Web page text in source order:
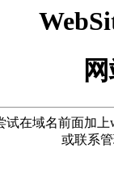
试在域名前面加上
或联系